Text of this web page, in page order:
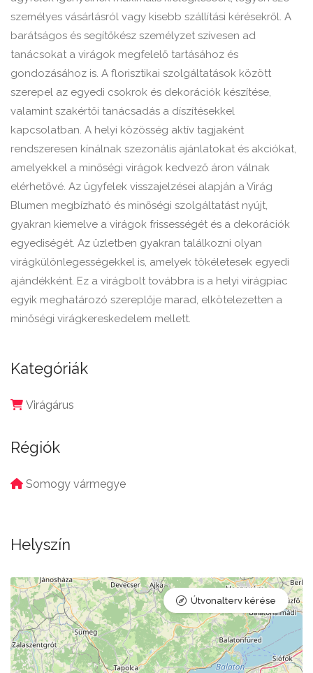
személyes vásárlásról vagy kisebb szállítási kérésekről. A
barátságos és segítőkész személyzet szívesen ad
tanácsokat a virágok megfelelő tartásához és
gondozásához is. A florisztikai szolgáltatások között
szerepel az egyedi csokrok és dekorációk készítése,
valamint szakértői tanácsadás a díszítésekkel
kapcsolatban. A helyi közösség aktív tagjaként
rendszeresen kínálnak szezonális ajánlatokat és akciókat,
amelyekkel a minőségi virágok kedvező áron válnak
elérhetővé. Az ügyfelek visszajelzései alapján a Virág
Blumen megbízható és minőségi szolgáltatást nyújt,
gyakran kiemelve a virágok frissességét és a dekorációk
egyediségét. Az üzletben gyakran találkozni olyan
virágkülönlegességekkel is, amelyek tökéletesek egyedi
ajándékként. Ez a virágbolt továbbra is a helyi virágpiac
egyik meghatározó szereplője marad, elkötelezetten a
minőségi virágkereskedelem mellett.
Kategóriák
Virágárus
Régiók
Somogy vármegye
Helyszín
Útvonalterv kérése